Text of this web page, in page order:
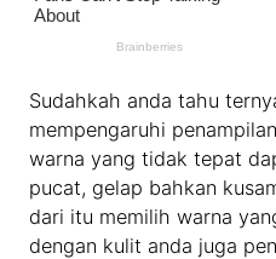
Sudahkah anda tahu
mempengaruhi
warna yang tidak tepat
pucat, gelap bahkan
dari itu memilih warna
dengan kulit anda juga